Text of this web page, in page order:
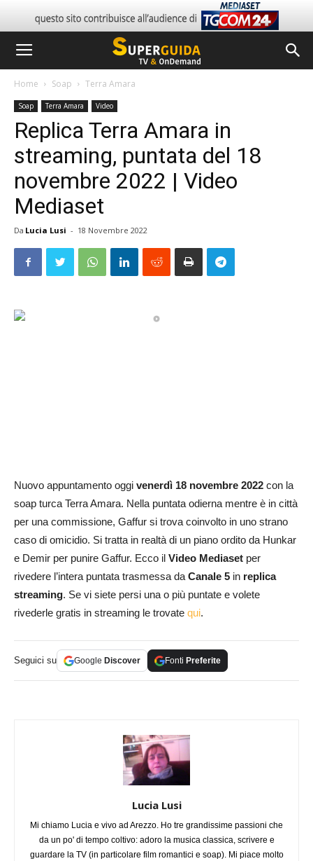
Home Soap Terra Amara
Soap Terra Amara Video
Replica Terra Amara in
streaming, puntata del 18
novembre 2022 | Video
Mediaset
Da Lucia Lusi - 18 Novembre 2022
Nuovo appuntamento oggi venerdì 18 novembre 2022 con la
soap turca Terra Amara. Nella puntata odierna mentre è in città
per una commissione, Gaffur si trova coinvolto in uno strano
caso di omicidio. Si tratta in realtà di un piano ordito da Hunkar
e Demir per punire Gaffur. Ecco il Video Mediaset per
rivedere l’intera puntata trasmessa daCanale 5 in replica
streaming. Se vi siete persi una o più puntate e volete
rivederle gratis in streaming le trovate qui.
Seguici su Google Discover Fonti Preferite
Lucia Lusi
Mi chiamo Lucia e vivo ad Arezzo. Ho tre grandissime passioni che
da un po' di tempo coltivo: adoro la musica classica, scrivere e
guardare la TV (in particolare film romantici e soap). Mi piace molto